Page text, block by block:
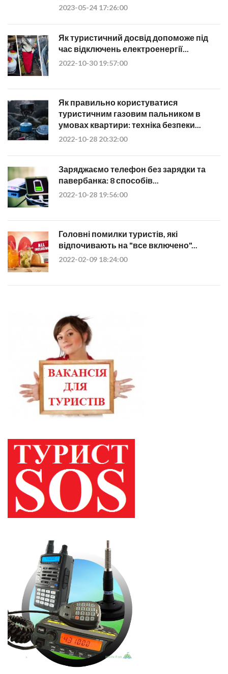
2023-05-24 17:26:00
Як туристичний досвід допоможе під
час відключень електроенергії...
2022-10-30 19:57:00
Як правильно користуватися
туристичним газовим пальником в
умовах квартири: техніка безпеки...
2022-10-28 20:32:00
Заряджаємо телефон без зарядки та
павербанка: 8 способів...
2022-10-28 19:56:00
Головні помилки туристів, які
відпочивають на "все включено"...
2022-02-09 18:24:00